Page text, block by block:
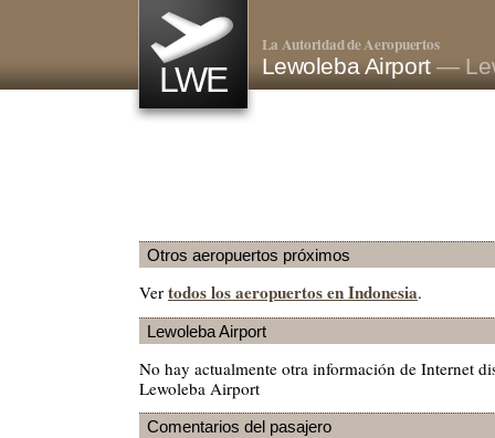
LWE
La Autoridad de Aeropuertos
Lewoleba Airport—
Otros aeropuertos próximos
Ver todos los aeropuertos en Indonesia.
Lewoleba Airport
No hay actualmente otra información de Internet
Lewoleba Airport
Comentarios del pasajero